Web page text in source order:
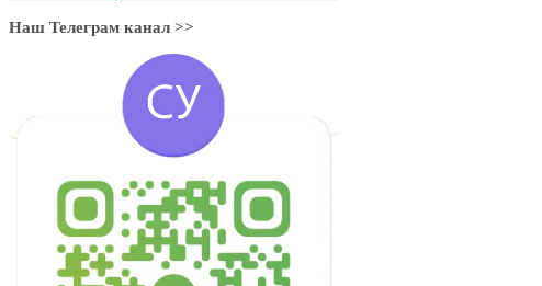
Наш Телеграм канал >>